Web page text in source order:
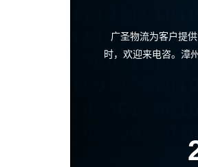
广圣物流为客户提
时，欢迎来电咨。漳